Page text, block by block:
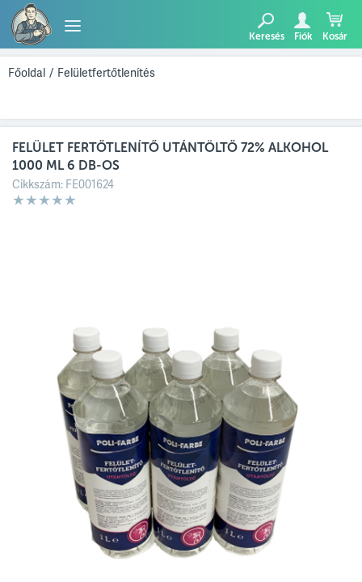
TERMÉKEK
AJÁNLATUNK
Keresés Fiók Kosár
Főoldal / Felületfertőtlenítés
FELÜLET FERTŐTLENÍTŐ UTÁNTÖLTŐ 72% ALKOHOL
1000 ML 6 DB-OS
Cikkszám: FE001624